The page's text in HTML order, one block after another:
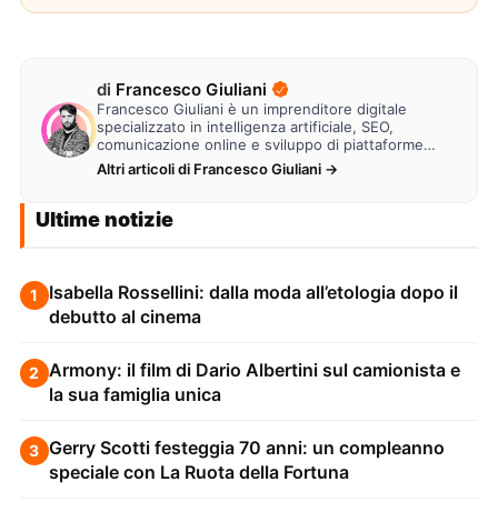
di Francesco Giuliani
Francesco Giuliani è un imprenditore digitale
specializzato in intelligenza artificiale, SEO,
comunicazione online e sviluppo di piattaforme
web. Lavora alla creazione di…
Altri articoli di Francesco Giuliani →
Ultime notizie
1
Isabella Rossellini: dalla moda all’etologia dopo il
debutto al cinema
2 Armony: il film di Dario Albertini sul camionista e
la sua famiglia unica
3 Gerry Scotti festeggia 70 anni: un compleanno
speciale con La Ruota della Fortuna